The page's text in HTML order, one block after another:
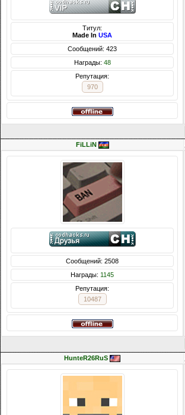
Титул:
Made In USA
Сообщений: 423
Награды: 48
Репутация:
970
FiLLiN
Сообщений: 2508
Награды: 1145
Репутация:
10487
HunteR26RuS